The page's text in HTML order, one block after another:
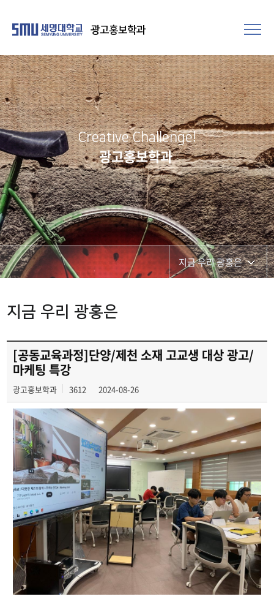
광고홍보학과
Creative Challenge!
광고홍보학과
지금 우리 광홍은
교수소개
지금 우리 광홍은
지금 우리 광홍은
[공동교육과정]단양/제천 소재 고교생 대상 광고/
마케팅 특강
광고홍보학과 3612 2024-08-26